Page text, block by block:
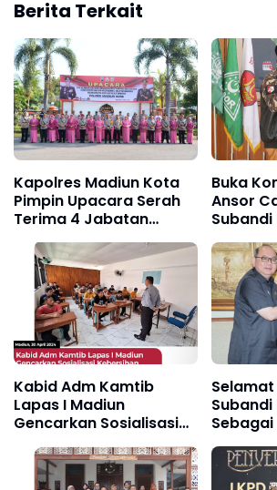
Berita Terkait
Kapolres Madiun Kota
Pimpin Upacara Serah
Terima 4 Jabatan
Penting
Buka
Ansor
Bahwa
Kabid Adm Kamtib
Lapas I Madiun
Gencarkan Sosialisasi
Ketertiban di Blok
Pendidikan
Selamat
Bupati